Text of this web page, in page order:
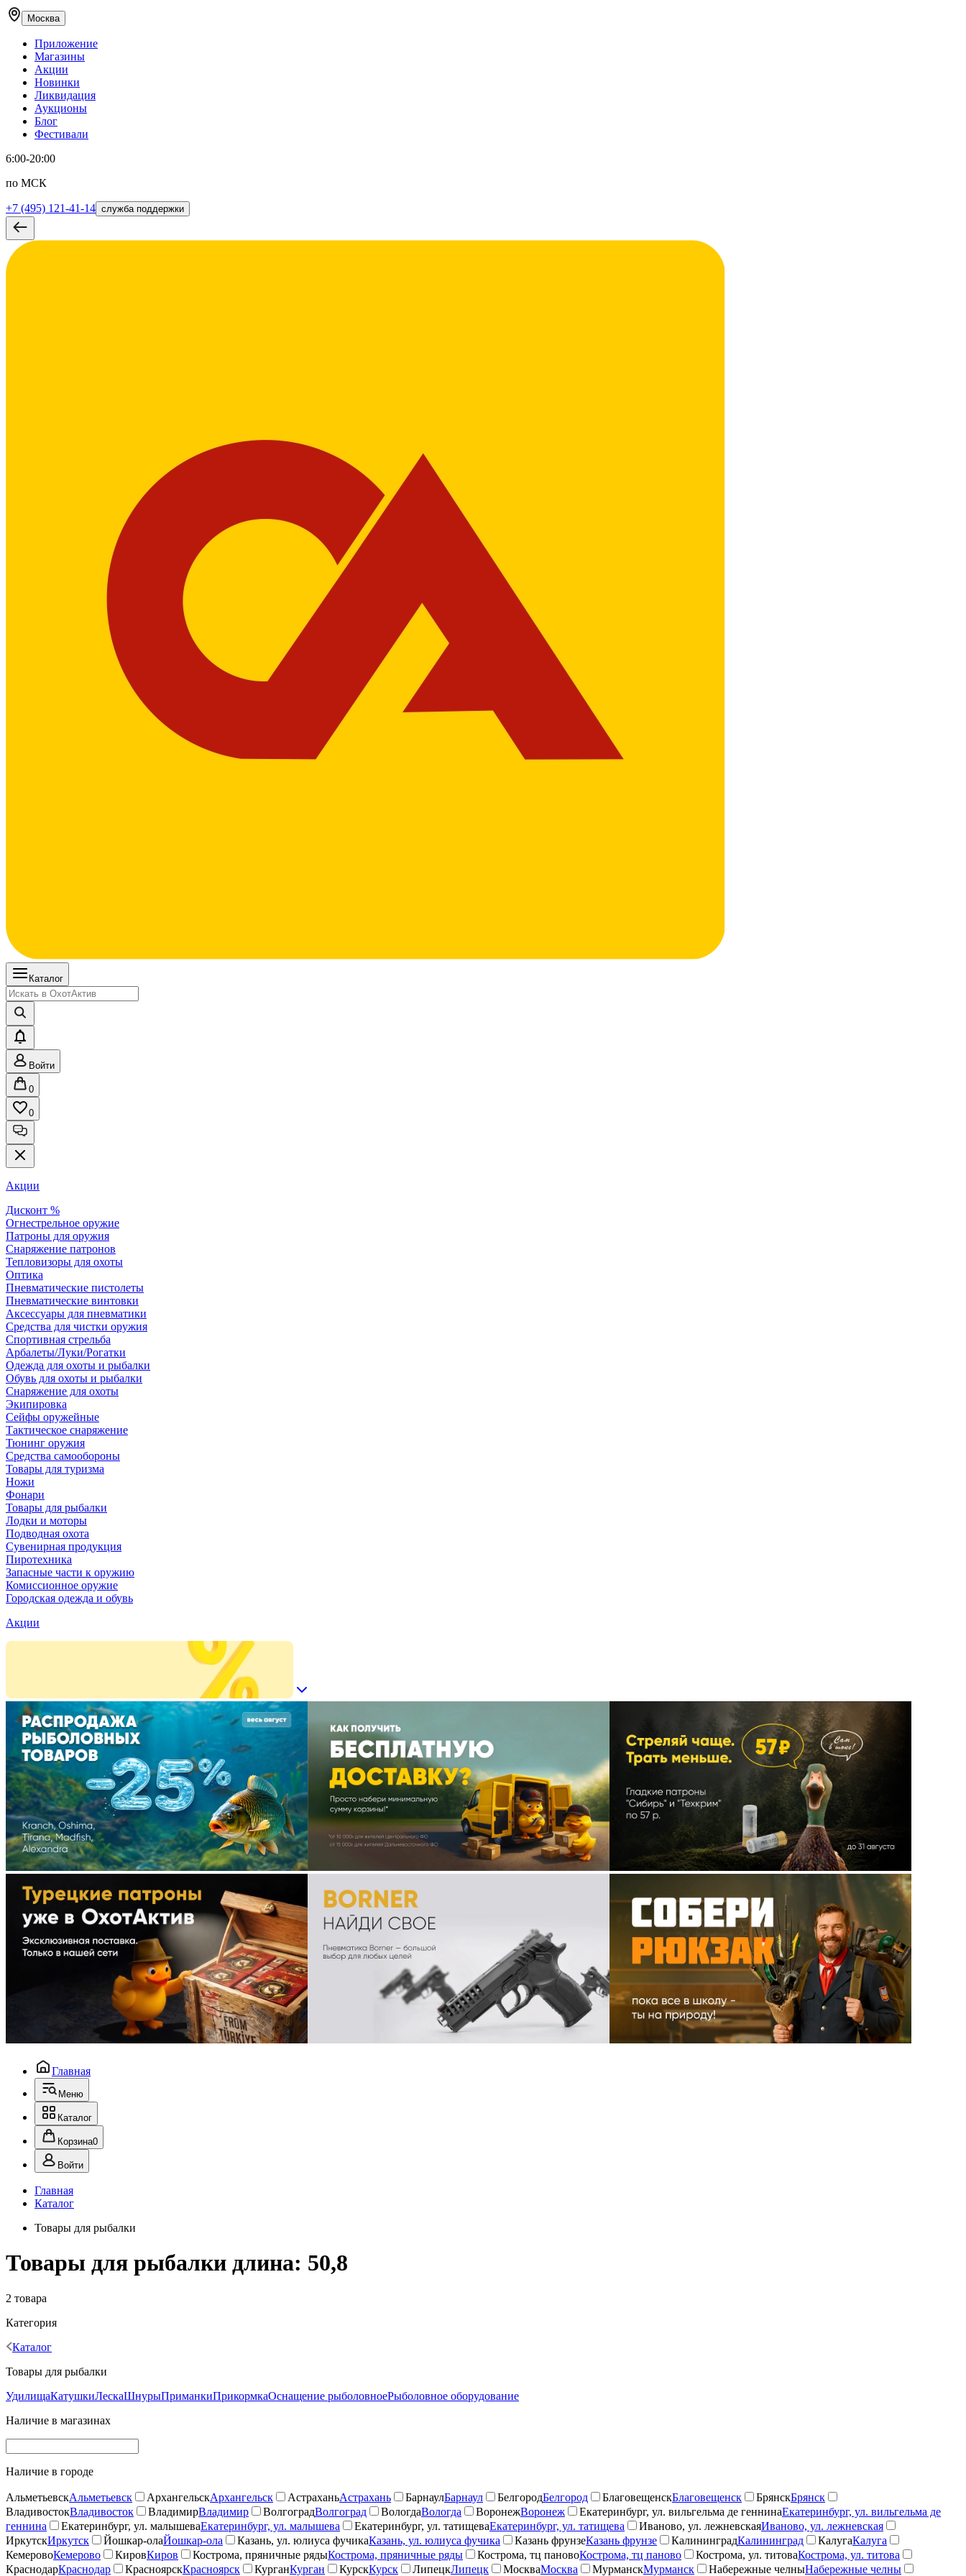
Москва
Приложение
Магазины
Акции
Новинки
Ликвидация
Аукционы
Блог
Фестивали
6:00-20:00
по МСК
+7 (495) 121-41-14 служба поддержки
Каталог
Войти
0
0
Акции
Дисконт %
Огнестрельное оружие
Патроны для оружия
Снаряжение патронов
Тепловизоры для охоты
Оптика
Пневматические пистолеты
Пневматические винтовки
Аксессуары для пневматики
Средства для чистки оружия
Спортивная стрельба
Арбалеты/Луки/Рогатки
Одежда для охоты и рыбалки
Обувь для охоты и рыбалки
Снаряжение для охоты
Экипировка
Сейфы оружейные
Тактическое снаряжение
Тюнинг оружия
Средства самообороны
Товары для туризма
Ножи
Фонари
Товары для рыбалки
Лодки и моторы
Подводная охота
Сувенирная продукция
Пиротехника
Запасные части к оружию
Комиссионное оружие
Городская одежда и обувь
Акции
Главная
Меню
Каталог
Корзина0
Войти
Главная
Каталог
Товары для рыбалки
Товары для рыбалки длина: 50,8
2 товара
Категория
Каталог
Товары для рыбалки
УдилищаКатушкиЛескаШнурыПриманкиПрикормкаОснащение рыболовноеРыболовное оборудование
Наличие в магазинах
Наличие в городе
АльметьевскАльметьевск АрхангельскАрхангельск АстраханьАстрахань БарнаулБарнаул БелгородБелгород БлаговещенскБлаговещенск БрянскБрянск
ВладивостокВладивосток ВладимирВладимир ВолгоградВолгоград ВологдаВологда ВоронежВоронеж Екатеринбург, ул. вильгельма де геннинаЕкатеринбург, ул. вильгельма де
геннина
Екатеринбург, ул. малышеваЕкатеринбург, ул. малышева Екатеринбург, ул. татищеваЕкатеринбург, ул. татищева Иваново, ул. лежневскаяИваново, ул. лежневская
ИркутскИркутск Йошкар-олаЙошкар-ола Казань, ул. юлиуса фучикаКазань, ул. юлиуса фучика Казань фрунзеКазань фрунзе КалининградКалининград КалугаКалуга
КемеровоКемерово КировКиров Кострома, пряничные рядыКострома, пряничные ряды Кострома, тц пановоКострома, тц паново Кострома, ул. титоваКострома, ул. титова
КраснодарКраснодар КрасноярскКрасноярск КурганКурган КурскКурск ЛипецкЛипецк МоскваМосква МурманскМурманск Набережные челныНабережные челны